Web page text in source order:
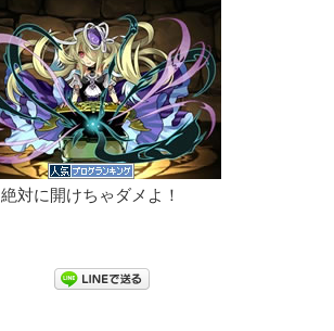
絶対に開けちゃダメよ！